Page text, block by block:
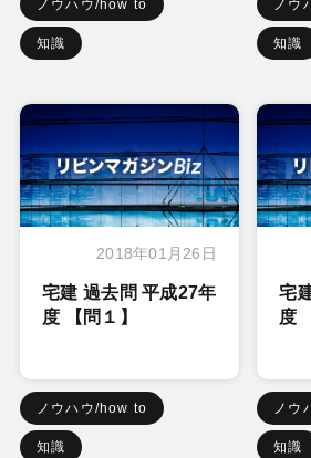
ノウハウ/how to
知識
ノウ
知識
2018年01月26日
宅建 過去問 平成27年
度 【問１】
ノウハウ/how to
知識
宅
度
ノウ
知識